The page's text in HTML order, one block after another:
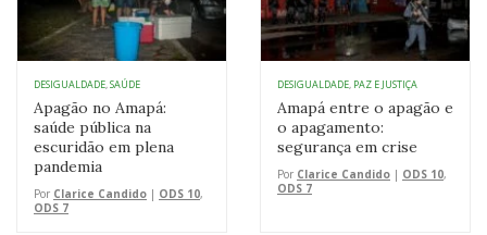
DESIGUALDADE,SAÚDE
Apagão no Amapá:
saúde pública na
escuridão em plena
pandemia
Por Clarice Candido | ODS 10,
ODS 7
DESIGUALDADE, PAZ E JUSTIÇA
Amapá entre o apagão e
o apagamento:
segurança em crise
Por Clarice Candido | ODS 10,
ODS 7